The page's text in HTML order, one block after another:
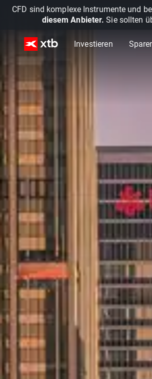
CFD sind komplexe Instrumente und
diesem Anbieter. Sie sollten
Investieren